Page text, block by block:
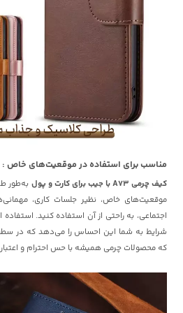
مناسب برای استفاده در موقعیت‌های خاص :
کیف چرمی A73 با جیب برای کارت و پول
به‌طور
موقعیت‌های خاص، نظیر جلسات کاری،
اجتماعی، به راحتی از آن استفاده کنید.
شرایط به شما این احساس را می‌دهد که در سطحی
که محصولات چرمی همیشه با حس احترام و